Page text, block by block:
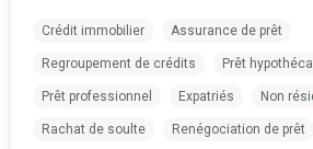
Crédit immobilier Assurance de prêt
Regroupement de crédits Prêt
Prêt professionnel Expatriés Non
Rachat de soulte Renégociation de prêt